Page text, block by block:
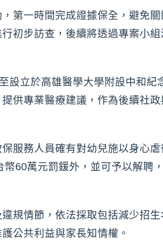
第一時間完成證據保全，避免
初步訪查，後續將透過專案小
設立於高雄醫學大學附設中和紀
供專業醫療建議，作為後續社
服務人員確有對幼兒施以身心
60萬元罰鍰外，並可予以解聘
規情節，依法採取包括減少招
公共利益與家長知情權。